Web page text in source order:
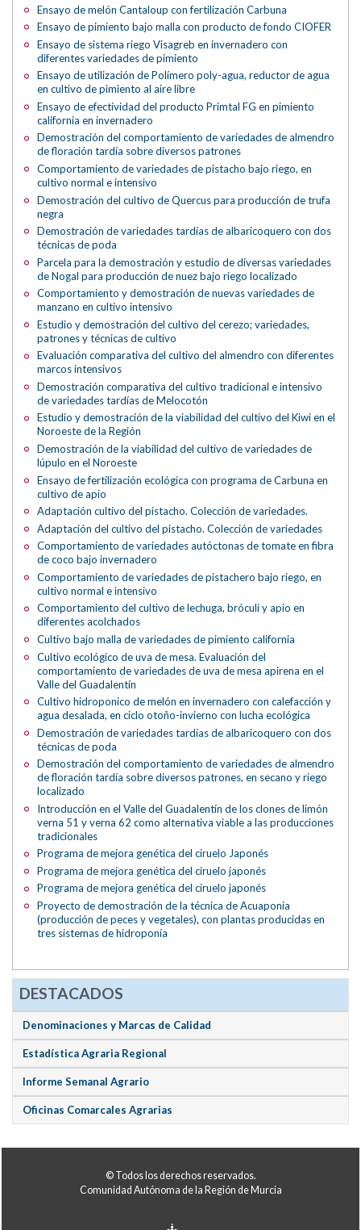
Ensayo de melón Cantaloup con fertilización Carbuna
Ensayo de pimiento bajo malla con producto de fondo CIOFER
Ensayo de sistema riego Visagreb en invernadero con
diferentes variedades de pimiento
Ensayo de utilización de Polímero poly-agua, reductor de agua
en cultivo de pimiento al aire libre
Ensayo de efectividad del producto Primtal FG en pimiento
california en invernadero
Demostración del comportamiento de variedades de almendro
de floración tardía sobre diversos patrones
Comportamiento de variedades de pistacho bajo riego, en
cultivo normal e intensivo
Demostración del cultivo de Quercus para producción de trufa
negra
Demostración de variedades tardías de albaricoquero con dos
técnicas de poda
Parcela para la demostración y estudio de diversas variedades
de Nogal para producción de nuez bajo riego localizado
Comportamiento y demostración de nuevas variedades de
manzano en cultivo intensivo
Estudio y demostración del cultivo del cerezo; variedades,
patrones y técnicas de cultivo
Evaluación comparativa del cultivo del almendro con diferentes
marcos intensivos
Demostración comparativa del cultivo tradicional e intensivo
de variedades tardías de Melocotón
Estudio y demostración de la viabilidad del cultivo del Kiwi en el
Noroeste de la Región
Demostración de la viabilidad del cultivo de variedades de
lúpulo en el Noroeste
Ensayo de fertilización ecológica con programa de Carbuna en
cultivo de apio
Adaptación cultivo del pistacho. Colección de variedades.
Adaptación del cultivo del pistacho. Colección de variedades
Comportamiento de variedades autóctonas de tomate en fibra
de coco bajo invernadero
Comportamiento de variedades de pistachero bajo riego, en
cultivo normal e intensivo
Comportamiento del cultivo de lechuga, bróculi y apio en
diferentes acolchados
Cultivo bajo malla de variedades de pimiento california
Cultivo ecológico de uva de mesa. Evaluación del
comportamiento de variedades de uva de mesa apirena en el
Valle del Guadalentín
Cultivo hidroponico de melón en invernadero con calefacción y
agua desalada, en ciclo otoño-invierno con lucha ecológica
Demostración de variedades tardías de albaricoquero con dos
técnicas de poda
Demostración del comportamiento de variedades de almendro
de floración tardía sobre diversos patrones, en secano y riego
localizado
Introducción en el Valle del Guadalentín de los clones de limón
verna 51 y verna 62 como alternativa viable a las producciones
tradicionales
Programa de mejora genética del ciruelo Japonés
Programa de mejora genética del ciruelo japonés
Programa de mejora genética del ciruelo japonés
Proyecto de demostración de la técnica de Acuaponia
(producción de peces y vegetales), con plantas producidas en
tres sistemas de hidroponía
DESTACADOS
Denominaciones y Marcas de Calidad
Estadística Agraria Regional
Informe Semanal Agrario
Oficinas Comarcales Agrarias
© Todos los derechos reservados.
Comunidad Autónoma de la Región de Murcia